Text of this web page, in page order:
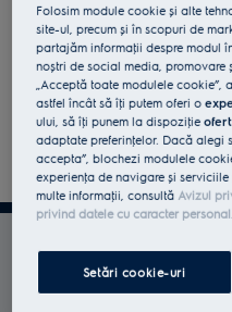
Profită la
Electrolux
Folosim module cookie și alte
site-ul, precum și în scopuri de
partajăm informaţii despre modul
noștri de social media,
„Acceptă toate modulele
astfel încât să îţi putem oferi o
ului, să îţi punem la dispoziţie
adaptate preferinţelor. Dacă alegi
accepta”, blochezi modulele
experienţa de navigare și
multe informaţii, consultă Avizul
privind datele cu caracter personal
Setări cookie-uri